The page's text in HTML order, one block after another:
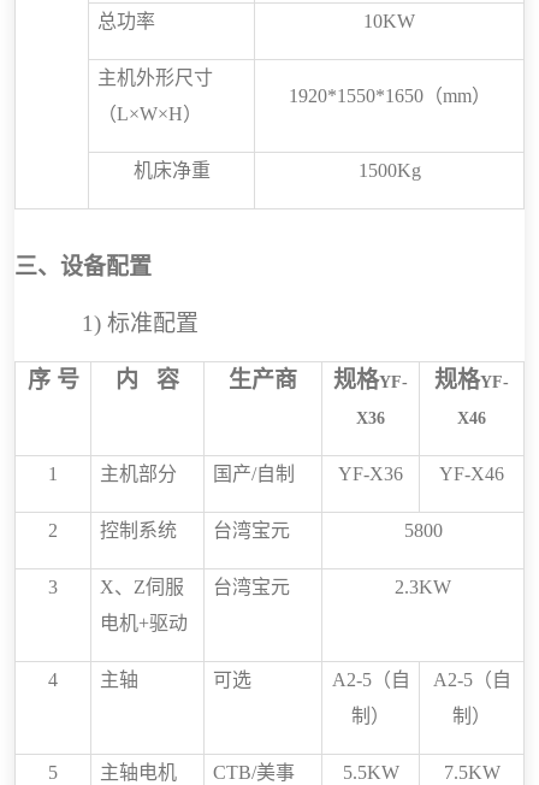
总功率 10KW
主机外形尺寸
（L×W×H）
1920*1550*1650（mm）
机床净重 1500Kg
三、设备配置
1) 标准配置
序 号 内 容 生产商 规格YF-
X36
规格YF-
X46
1 主机部分 国产/自制 YF-X36 YF-X46
2 控制 系统 台湾宝元 5800
3 X、 Z伺服
电机+驱动
台湾宝元 2.3KW
4 主轴 可选 A2-5（自
制）
A2-5（自
制）
5
主轴电机
CTB/美事
5.5KW 7.5KW